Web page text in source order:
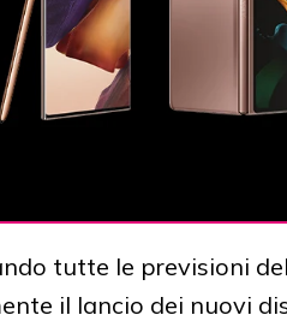
tutte le previsioni
il lancio dei nuovi